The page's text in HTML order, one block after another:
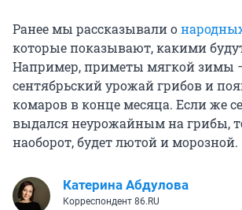
Ранее мы рассказывали о
которые показывают, какими
Например, приметы мягкой зимы
сентябрьский урожай грибов и
комаров в конце месяца. Если же
выдался неурожайным на грибы,
наоборот, будет лютой и морозной.
Катерина Абдулова
Корреспондент 86.RU